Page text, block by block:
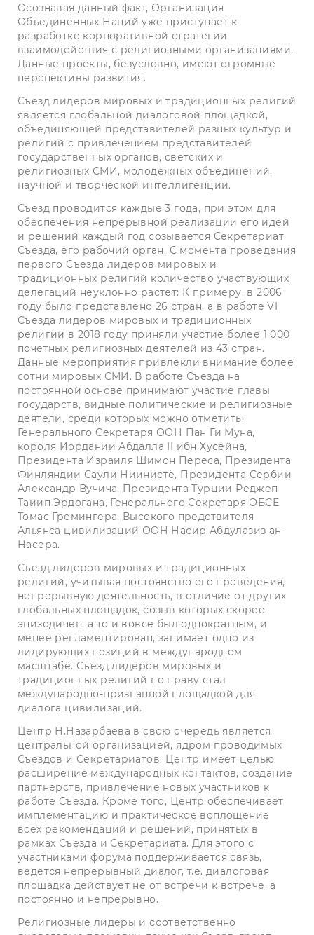
Осознавая данный факт, Организация
Объединенных Наций уже приступает к
разработке корпоративной стратегии
взаимодействия с религиозными организациями.
Данные проекты, безусловно, имеют огромные
перспективы развития.
Съезд лидеров мировых и традиционных религий
является глобальной диалоговой площадкой,
объединяющей представителей разных культур и
религий с привлечением представителей
государственных органов, светских и
религиозных СМИ, молодежных объединений,
научной и творческой интеллигенции.
Съезд проводится каждые 3 года, при этом для
обеспечения непрерывной реализации его идей
и решений каждый год созывается Секретариат
Съезда, его рабочий орган. С момента проведения
первого Съезда лидеров мировых и
традиционных религий количество участвующих
делегаций неуклонно растет: К примеру, в 2006
году было представлено 26 стран, а в работе VI
Съезда лидеров мировых и традиционных
религий в 2018 году приняли участие более 1 000
почетных религиозных деятелей из 43 стран.
Данные мероприятия привлекли внимание более
сотни мировых СМИ. В работе Съезда на
постоянной основе принимают участие главы
государств, видные политические и религиозные
деятели, среди которых можно отметить:
Генерального Секретаря ООН Пан Ги Муна,
короля Иордании Абдалла II ибн Хусейна,
Президента Израиля Шимон Переса, Президента
Финляндии Саули Ниинистё, Президента Сербии
Александр Вучича, Президента Турции Реджеп
Тайип Эрдогана, Генерального Секретаря ОБСЕ
Томас Гремингера, Высокого предствителя
Альянса цивилизаций ООН Насир Абдулазиз ан-
Насера.
Съезд лидеров мировых и традиционных
религий, учитывая постоянство его проведения,
непрерывную деятельность, в отличие от других
глобальных площадок, созыв которых скорее
эпизодичен, а то и вовсе был однократным, и
менее регламентирован, занимает одно из
лидирующих позиций в международном
масштабе. Съезд лидеров мировых и
традиционных религий по праву стал
международно-признанной площадкой для
диалога цивилизаций.
Центр Н.Назарбаева в свою очередь является
центральной организацией, ядром проводимых
Съездов и Секретариатов. Центр имеет целью
расширение международных контактов, создание
партнерств, привлечение новых участников к
работе Съезда. Кроме того, Центр обеспечивает
имплементацию и практическое воплощение
всех рекомендаций и решений, принятых в
рамках Съезда и Секретариата. Для этого с
участниками форума поддерживается связь,
ведется непрерывный диалог, т.е. диалоговая
площадка действует не от встречи к встрече, а
постоянно и непрерывно.
Религиозные лидеры и соответственно